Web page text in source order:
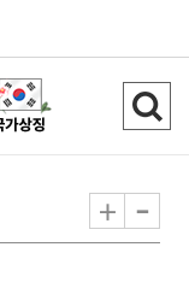
검
색
기
+ -